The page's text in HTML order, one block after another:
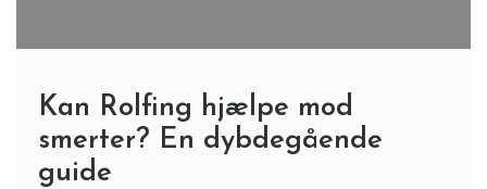
Kan Rolfing hjælpe mod
smerter? En dybdegående
guide